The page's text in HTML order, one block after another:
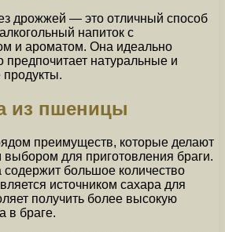
дрожжей — это отличный способ
напиток с
и ароматом. Она идеально
предпочитает натуральные и
продукты.
из пшеницы
преимуществ, которые делают
для приготовления браги.
большое количество
источником сахара для
получить более высокую
в браге.